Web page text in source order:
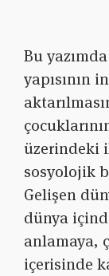
Bu
yapısının
üzerindeki
sosyolojik
Gelişen
dünya
anlamaya,
içerisinde